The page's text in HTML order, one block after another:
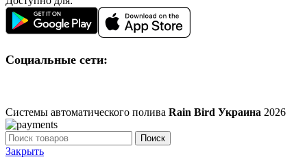
Социальные сети:
Системы автоматического полива Rain Bird Украина 2026
Поиск
Закрыть